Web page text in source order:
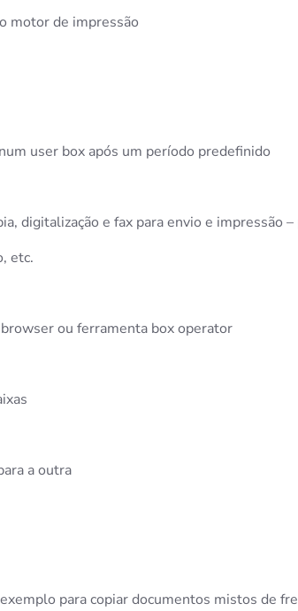
motor de impressão
user box após um período predefinido
digitalização e fax para envio e
etc.
ou ferramenta box operator
a outra
para copiar documentos mistos de